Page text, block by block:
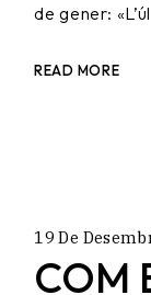
de gener: «L’úl
READ MORE
19 De
COM